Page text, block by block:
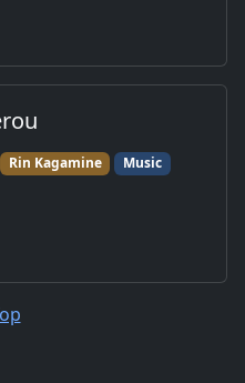
Rin Kagamine
Music